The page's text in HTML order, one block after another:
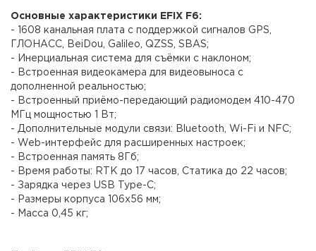
Основные характеристики EFIX F6:
- 1608 канальная плата с поддержкой сигналов GPS,
ГЛОНАСС, BeiDou, Galileo, QZSS, SBAS;
- Инерциальная система для съёмки с наклоном;
- Встроенная видеокамера для видеовыноса с
дополненной реальностью;
- Встроенный приёмо-передающий радиомодем 410-470
МГц мощностью 1 Вт;
- Дополнительные модули связи: Bluetooth, Wi-Fi и NFC;
- Web-интерфейс для расширенных настроек;
- Встроенная память 8Гб;
- Время работы: RTK до 17 часов, Cтатика до 22 часов;
- Зарядка через USB Type-C;
- Размеры корпуса 106х56 мм;
- Масса 0,45 кг;